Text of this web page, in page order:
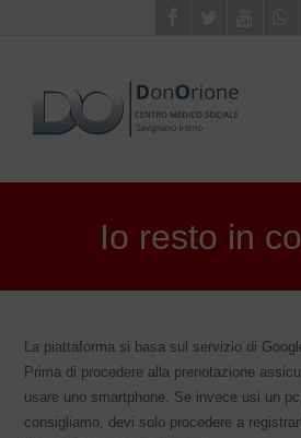
Io resto in
La piattaforma si basa sul servizio di
Prima di procedere alla prenotazione
usare uno smartphone. Se invece usi un
consigliamo, devi solo procedere a